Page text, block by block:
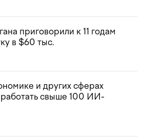
приговорили к 11 годам
в $60 тыс.
и других сферах
работать свыше 100 ИИ-